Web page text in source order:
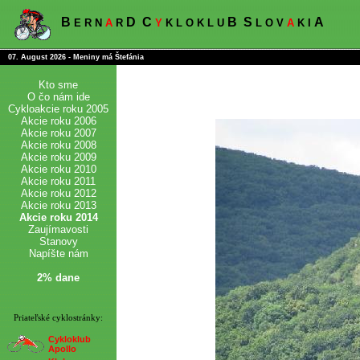
B E R N A R D C Y K L O K L U B S L O V A K I A
07. August 2026 - Meniny má Štefánia
Kto sme
O čo nám ide
Cykloakcie roku 2005
Akcie roku 2006
Akcie roku 2007
Akcie roku 2008
Akcie roku 2009
Akcie roku 2010
Akcie roku 2011
Akcie roku 2012
Akcie roku 2013
Akcie roku 2014
Zaujímavosti
Stanovy
Napíšte nám
2% dane
Priateľské cyklostránky:
Cykloklub
Apollo